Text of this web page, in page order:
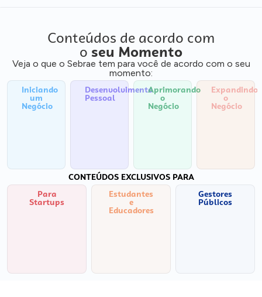
Conteúdos de acordo com
o seu Momento
Veja o que o Sebrae tem para você de acordo com o seu
momento:
Iniciando
um
Negócio
Desenvolvimento
Pessoal
Aprimorando
o
Negócio
Expandindo
o
Negócio
CONTEÚDOS EXCLUSIVOS PARA
Para
Startups
Estudantes
e
Educadores
Gestores
Públicos